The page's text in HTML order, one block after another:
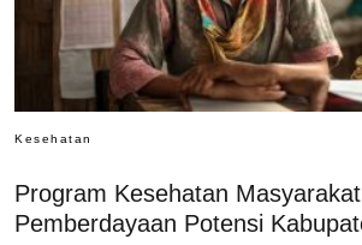
Kesehatan
Program Kesehatan
Pemberdayaan Potensi